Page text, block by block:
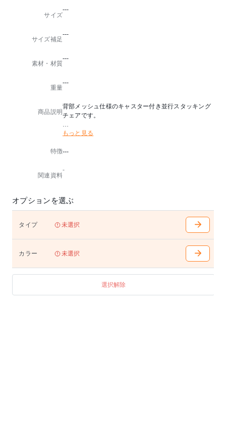
サイズ
---
サイズ補足
---
素材・材質
---
重量
---
商品説明
背部メッシュ仕様のキャスター付き並行スタッキング
チェアです。
■入数：4
※再生材料
もっと見る
特徴---
関連資料
-
オプションを選ぶ
タイプ 未選択
カラー 未選択
選択解除